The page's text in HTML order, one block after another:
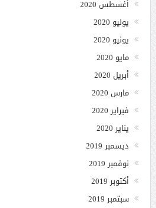
أغسطس 2020
يوليو 2020
يونيو 2020
مايو 2020
أبريل 2020
مارس 2020
فبراير 2020
يناير 2020
ديسمبر 2019
نوفمبر 2019
أكتوبر 2019
سبتمبر 2019